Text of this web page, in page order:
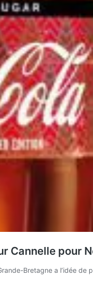
Cannelle pour
Bretagne a l’idée